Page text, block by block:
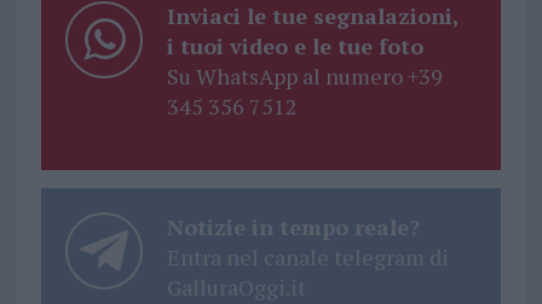
Inviaci le tue segnalazioni,
i tuoi video e le tue foto
Su WhatsApp al numero +39
345 356 7512
Notizie in tempo reale?
Entra nel canale telegram di
GalluraOggi.it